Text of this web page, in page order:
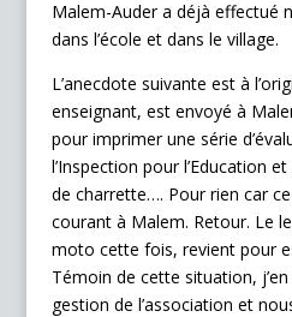
Malem-Auder a déjà effectué
dans l’école et dans le village.
L’anecdote suivante est à
enseignant, est envoyé à
pour imprimer une série
l’Inspection pour l’Education
de charrette…. Pour rien car ce
courant à Malem. Retour. Le
moto cette fois, revient pour
Témoin de cette situation,
gestion de l’association et